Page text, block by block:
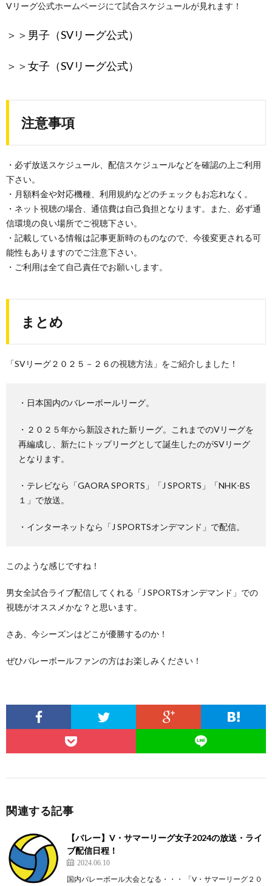
Vリーグ公式ホームページにて試合スケジュールが見れます！
＞＞ 男子（SVリーグ公式）
＞＞女子（SVリーグ公式）
注意事項
・必ず放送スケジュール、配信スケジュールなどを確認の上ご利用
下さい。
・月額料金や対応機種、利用規約などのチェックもお忘れなく。
・ネット視聴の場合、通信費は自己負担となります。また、必ず通
信環境の良い場所でご視聴下さい。
・記載している情報は記事更新時のものなので、今後変更される可
能性もありますのでご注意下さい。
・ご利用は全て自己責任でお願いします。
まとめ
「SVリーグ２０２５－２６の視聴方法」をご紹介しました！
・日本国内のバレーボールリーグ。
・２０２５年から新設された新リーグ。これまでのVリーグを
再編成し、新たにトップリーグとして誕生したのがSVリーグ
となります。
・テレビなら「GAORA SPORTS」「J SPORTS」「NHK-BS
１」で放送。
・インターネットなら「J SPORTSオンデマンド」で配信。
このような感じですね！
男女全試合ライブ配信してくれる「J SPORTSオンデマンド」での
視聴がオススメかな？と思います。
さあ、今シーズンはどこが優勝するのか！
ぜひバレーボールファンの方はお楽しみください！
関連する記事
【バレー】V・サマーリーグ女子2024の放送・ライ
ブ配信日程！
2024.06.10
国内バレーボール大会となる・・・ 「V・サマーリーグ２０